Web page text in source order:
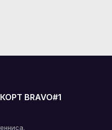
BRAVO#1